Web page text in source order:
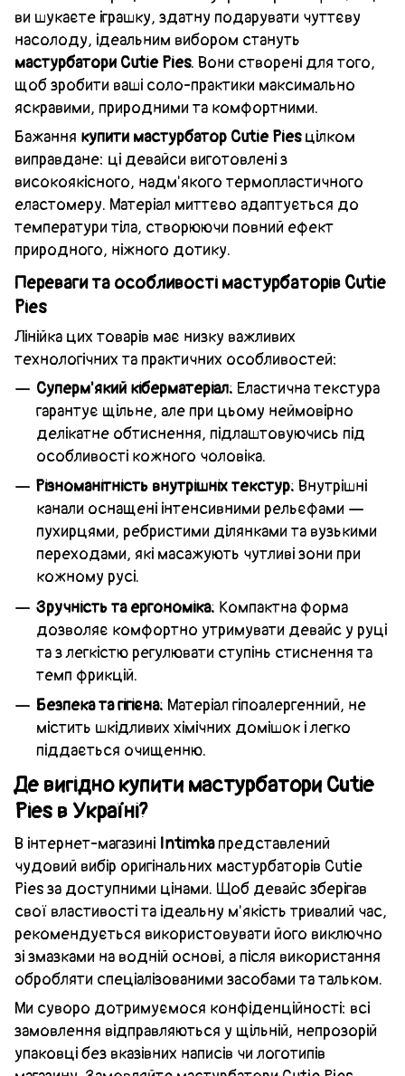
ви шукаєте іграшку, здатну подарувати чуттєву
насолоду, ідеальним вибором стануть
мастурбатори Cutie Pies. Вони створені для того,
щоб зробити ваші соло-практики максимально
яскравими, природними та комфортними.
Бажання купити мастурбатор Cutie Piesцілком
виправдане: ці девайси виготовлені з
високоякісного, надм'якого термопластичного
еластомеру. Матеріал миттєво адаптується до
температури тіла, створюючи повний ефект
природного, ніжного дотику.
Переваги та особливості мастурбаторів Cutie
Pies
Лінійка цих товарів має низку важливих
технологічних та практичних особливостей:
Суперм'який кіберматеріал: Еластична текстура
гарантує щільне, але при цьому неймовірно
делікатне обтиснення, підлаштовуючись під
особливості кожного чоловіка.
Різноманітність внутрішніх текстур: Внутрішні
канали оснащені інтенсивними рельєфами —
пухирцями, ребристими ділянками та вузькими
переходами, які масажують чутливі зони при
кожному русі.
Зручність та ергономіка: Компактна форма
дозволяє комфортно утримувати девайс у руці
та з легкістю регулювати ступінь стиснення та
темп фрикцій.
Безпека та гігієна: Матеріал гіпоалергенний, не
містить шкідливих хімічних домішок і легко
піддається очищенню.
Де вигідно купити мастурбатори Cutie
Pies в Україні?
В інтернет-магазині Intimkaпредставлений
чудовий вибір оригінальних мастурбаторів Cutie
Pies за доступними цінами. Щоб девайс зберігав
свої властивості та ідеальну м'якість тривалий час,
рекомендується використовувати його виключно
зі змазками на водній основі, а після використання
обробляти спеціалізованими засобами та тальком.
Ми суворо дотримуємося конфіденційності: всі
замовлення відправляються у щільній, непрозорій
упаковці без вказівних написів чи логотипів